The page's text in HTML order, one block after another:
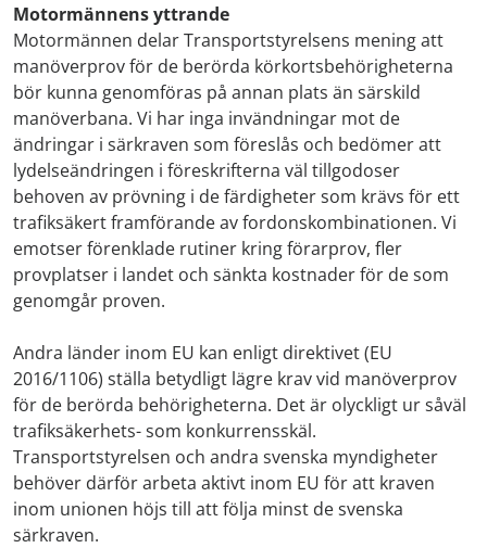
Motormännens yttrande
Motormännen delar Transportstyrelsens mening att
manöverprov för de berörda körkortsbehörigheterna
bör kunna genomföras på annan plats än särskild
manöverbana. Vi har inga invändningar mot de
ändringar i särkraven som föreslås och bedömer att
lydelseändringen i föreskrifterna väl tillgodoser
behoven av prövning i de färdigheter som krävs för ett
trafiksäkert framförande av fordonskombinationen. Vi
emotser förenklade rutiner kring förarprov, fler
provplatser i landet och sänkta kostnader för de som
genomgår proven.
Andra länder inom EU kan enligt direktivet (EU
2016/1106) ställa betydligt lägre krav vid manöverprov
för de berörda behörigheterna. Det är olyckligt ur såväl
trafiksäkerhets- som konkurrensskäl.
Transportstyrelsen och andra svenska myndigheter
behöver därför arbeta aktivt inom EU för att kraven
inom unionen höjs till att följa minst de svenska
särkraven.